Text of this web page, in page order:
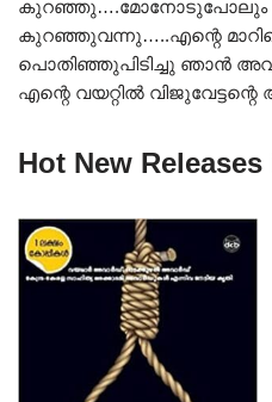
കുറഞ്ഞു….മോനോടുപോലും
കുറഞ്ഞുവന്നു…..എന്റെ
പൊതിഞ്ഞുപിടിച്ചു ഞാൻ
എന്റെ വയറ്റിൽ
Hot New